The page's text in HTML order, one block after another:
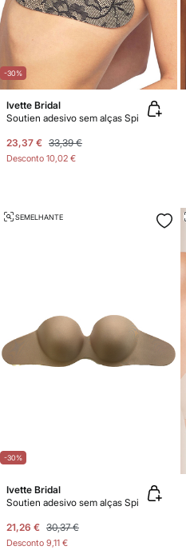
-30%
Ivette Bridal
Soutien adesivo sem alças Spi
23,37 € 33,39 €
Desconto 10,02 €
-30%
SEMELHANTE
Ivette Bridal
Soutien adesivo sem alças Spi
21,26 € 30,37 €
Desconto 9,11 €